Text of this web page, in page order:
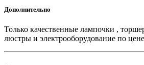
Дополнительно
Только качественные лампочки ,
люстры и электрооборудование по